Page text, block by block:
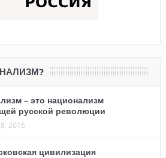
– это национализм
русской революции
2016
цивилизация